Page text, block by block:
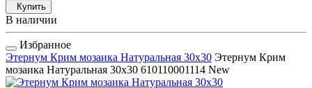
Купить
В наличии
Избранное
Этернум Крим мозаика Натуральная 30x30 Этернум Крим
мозаика Натуральная 30x30 610110001114 New